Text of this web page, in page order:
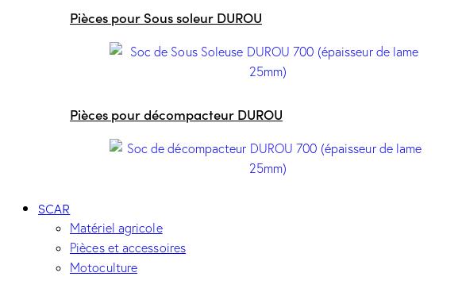
Pièces pour Sous soleur DUROU
Pièces pour décompacteur DUROU
SCAR
Matériel agricole
Pièces et accessoires
Motoculture